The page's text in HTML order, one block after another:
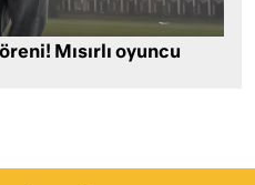
Mısırlı oyuncu